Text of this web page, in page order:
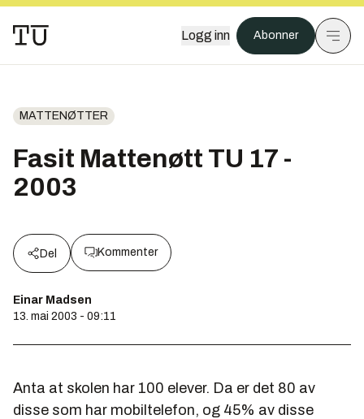
Logg inn Abonner
MATTENØTTER
Fasit Mattenøtt TU 17 -
2003
Del Kommenter
Einar Madsen
13. mai 2003 - 09:11
Anta at skolen har 100 elever. Da er det 80 av
disse som har mobiltelefon, og 45% av disse